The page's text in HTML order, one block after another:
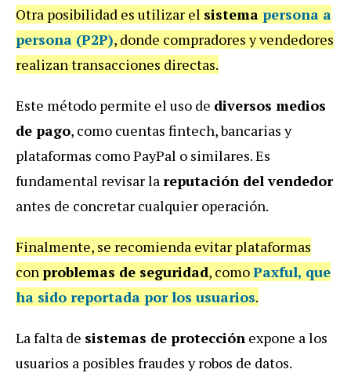
Otra posibilidad es utilizar el sistema persona a
persona (P2P), donde compradores y vendedores
realizan transacciones directas.
Este método permite el uso de diversos medios
de pago, como cuentas fintech, bancarias y
plataformas como PayPal o similares. Es
fundamental revisar lareputación del vendedor
antes de concretar cualquier operación.
Finalmente, se recomienda evitar plataformas
conproblemas de seguridad, comoPaxful, que
ha sido reportada por los usuarios.
La falta de sistemas de protección expone a los
usuarios a posibles fraudes y robos de datos.